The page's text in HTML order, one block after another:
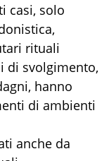
casi, solo
rituali
di svolgimento,
hanno
di ambienti
anche da